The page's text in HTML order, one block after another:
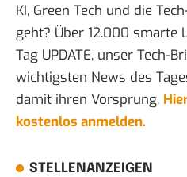
KI, Green Tech und die
geht? Über 12.000 smarte
Tag UPDATE, unser Tech-
wichtigsten News des
damit ihren Vorsprung.
kostenlos anmelden.
STELLENANZEIGEN